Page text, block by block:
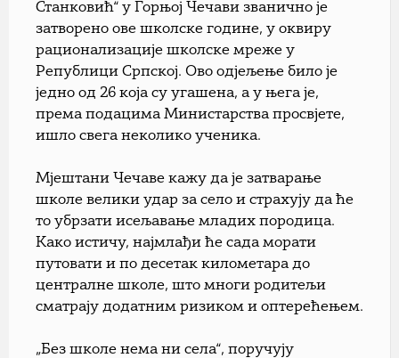
Станковић“ у Горњој Чечави званично је
затворено ове школске године, у оквиру
рационализације школске мреже у
Републици Српској. Ово одјељење било је
једно од 26 која су угашена, а у њега је,
према подацима Министарства просвјете,
ишло свега неколико ученика.
Мјештани Чечаве кажу да је затварање
школе велики удар за село и страхују да ће
то убрзати исељавање младих породица.
Како истичу, најмлађи ће сада морати
путовати и по десетак километара до
централне школе, што многи родитељи
сматрају додатним ризиком и оптерећењем.
„Без школе нема ни села“, поручују